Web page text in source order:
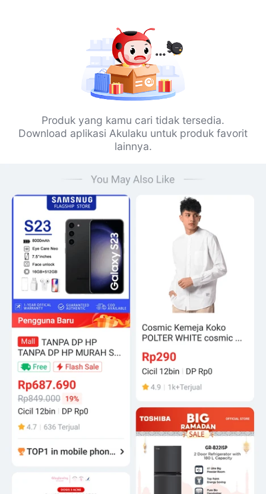
Produk yang kamu cari tidak tersedia.
Download aplikasi Akulaku untuk produk favorit
lainnya.